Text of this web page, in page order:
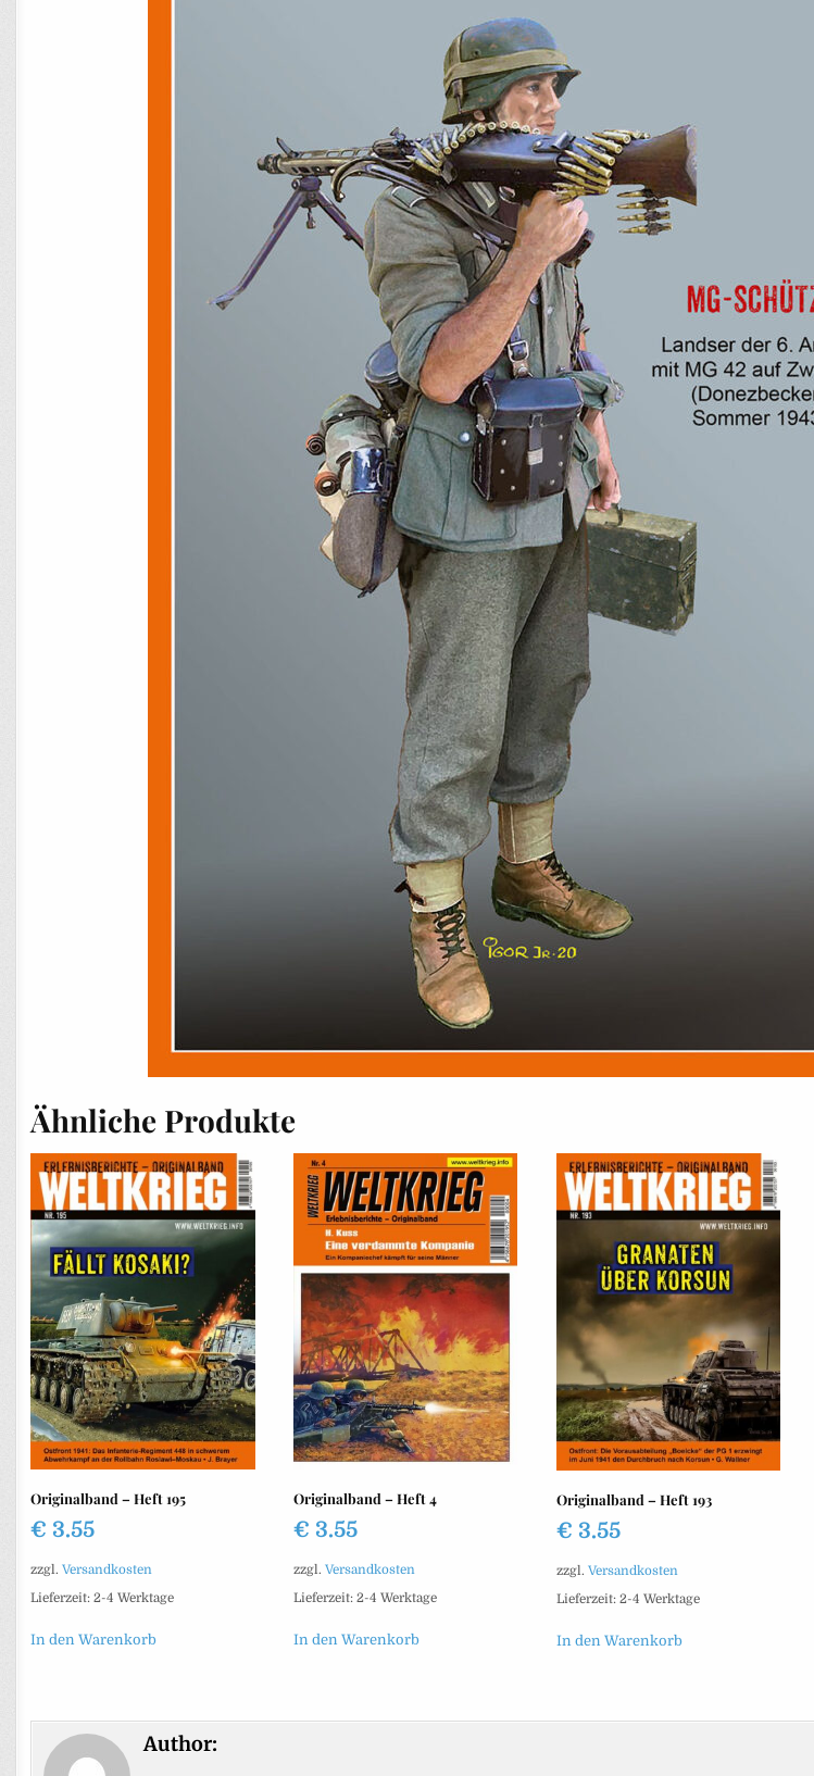
Ähnliche Produkte
Originalband – Heft 195
€ 3.55
zzgl.Versandkosten
Lieferzeit:2-4 Werktage
In den Warenkorb
Originalband – Heft 4
€ 3.55
zzgl.Versandkosten
Lieferzeit:2-4 Werktage
In den Warenkorb
Originalband – Heft 193
€ 3.55
zzgl. Versandkosten
Lieferzeit: 2-4 Werktage
In den Warenkorb
Author: